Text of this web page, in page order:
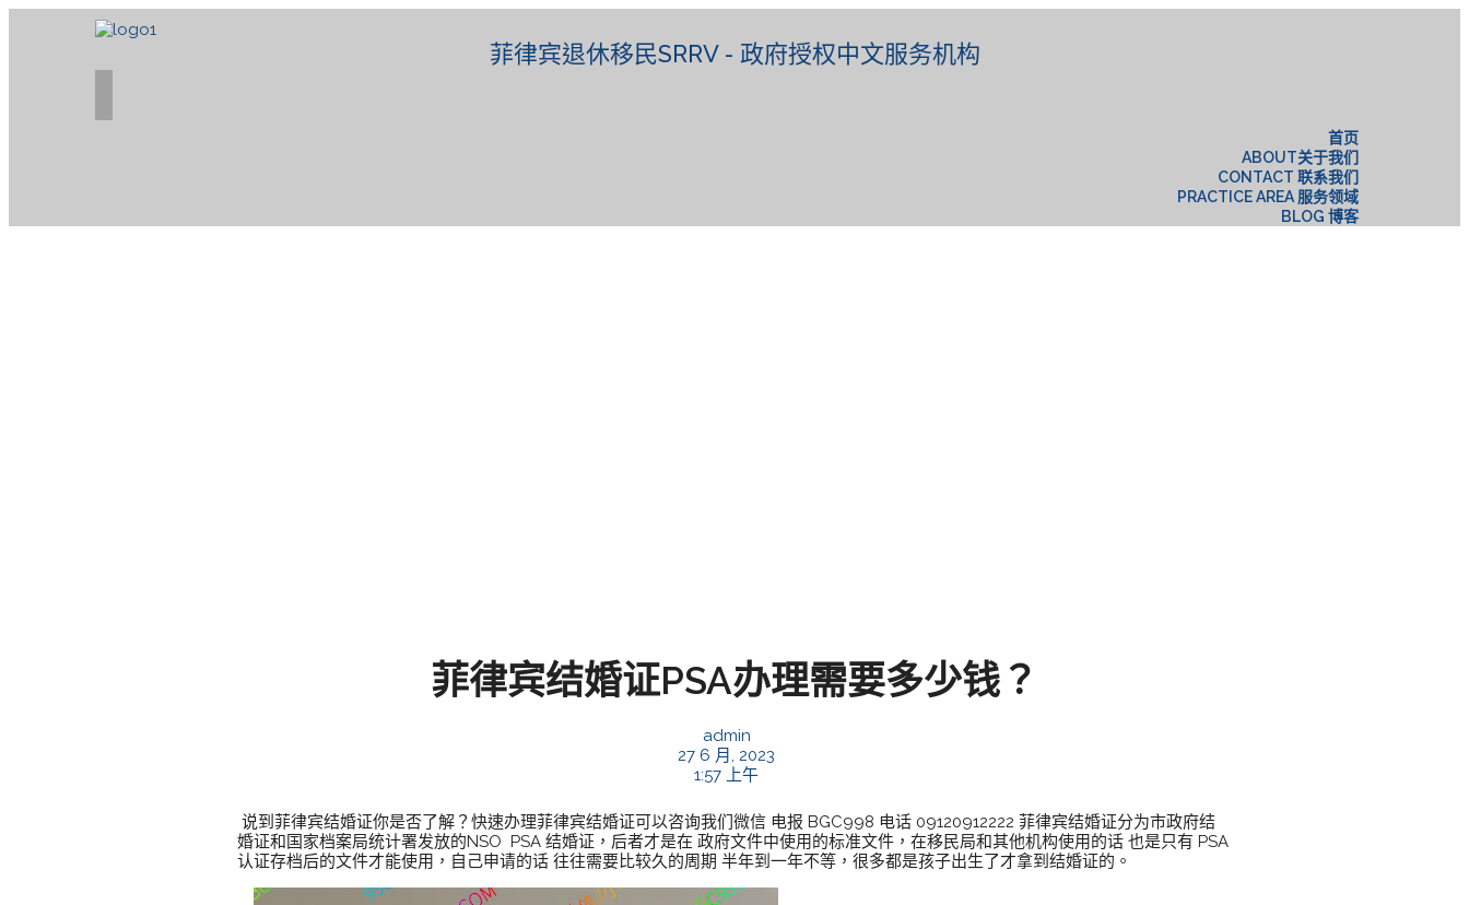
菲律宾退休移民SRRV - 政府授权中文服务机构
首页
ABOUT关于我们
CONTACT 联系我们
PRACTICE AREA 服务领域
BLOG 博客
菲律宾结婚证PSA办理需要多少钱？
admin
27 6 月, 2023
1:57 上午
说到菲律宾结婚证你是否了解？快速办理菲律宾结婚证可以咨询我们微信 电报 BGC998 电话 09120912222 菲律宾结婚证分为市政府结
婚证和国家档案局统计署发放的NSO PSA 结婚证，后者才是在 政府文件中使用的标准文件，在移民局和其他机构使用的话 也是只有 PSA
认证存档后的文件才能使用，自己申请的话 往往需要比较久的周期 半年到一年不等，很多都是孩子出生了才拿到结婚证的。